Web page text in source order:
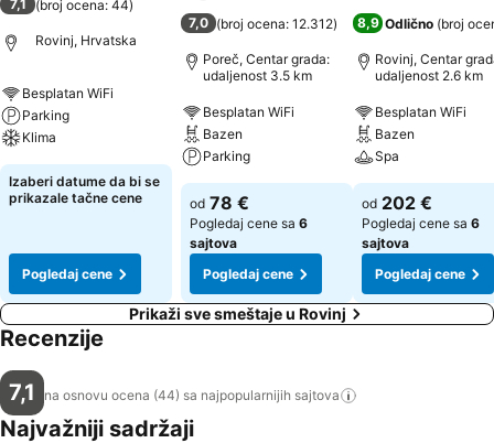
7,1 (broj ocena: 44)
Rovinj, Hrvatska
Besplatan WiFi
Parking
Klima
Izaberi datume da bi se
prikazale tačne cene
Pogledaj cene
7,0 (broj ocena: 12.312)
Poreč, Centar grada:
udaljenost 3.5 km
Besplatan WiFi
Bazen
Parking
od 78 €
Pogledaj cene sa 6
sajtova
Pogledaj cene
8,9 Odlično (broj
Rovinj, Centar
udaljenost 2.6 km
Besplatan WiFi
Bazen
Spa
od 202 €
Pogledaj cene sa 6
sajtova
Pogledaj cene
Prikaži sve smeštaje u Rovinj
Recenzije
7,1 na osnovu ocena (44) sa najpopularnijih sajtova
Najvažniji sadržaji